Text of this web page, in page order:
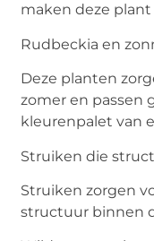
maken deze
Rudbeckia en
Deze planten
zomer en passen
kleurenpalet van
Struiken die
Struiken zorgen
structuur binnen